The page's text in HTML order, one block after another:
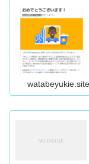
watabeyukie.site